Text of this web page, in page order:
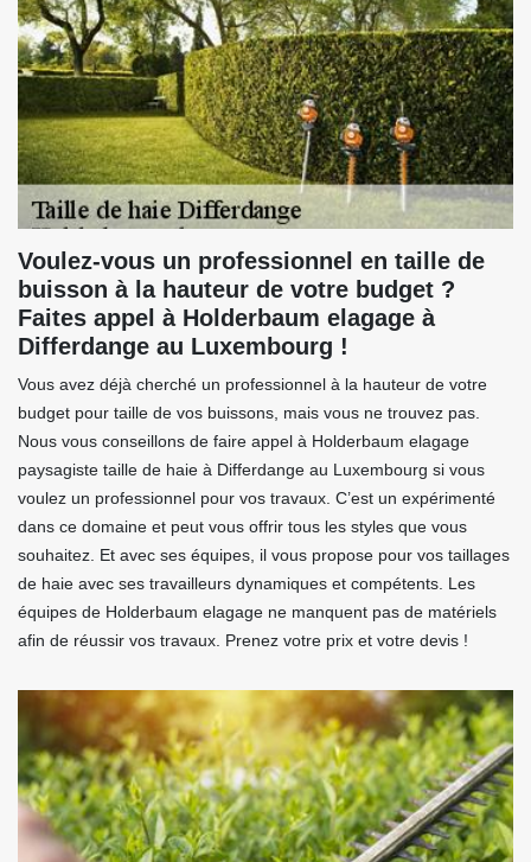
Voulez-vous un professionnel en taille de
buisson à la hauteur de votre budget ?
Faites appel à Holderbaum elagage à
Differdange au Luxembourg !
Vous avez déjà cherché un professionnel à la hauteur de votre
budget pour taille de vos buissons, mais vous ne trouvez pas.
Nous vous conseillons de faire appel à Holderbaum elagage
paysagiste taille de haie à Differdange au Luxembourg si vous
voulez un professionnel pour vos travaux. C’est un expérimenté
dans ce domaine et peut vous offrir tous les styles que vous
souhaitez. Et avec ses équipes, il vous propose pour vos taillages
de haie avec ses travailleurs dynamiques et compétents. Les
équipes de Holderbaum elagage ne manquent pas de matériels
afin de réussir vos travaux. Prenez votre prix et votre devis !